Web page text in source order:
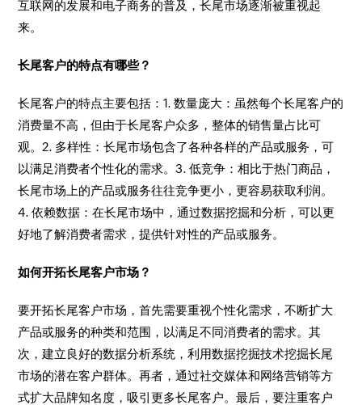
互联网的发展和电子商务的普及，长尾市场逐渐被重视起
来。
长尾客户的特点有哪些？
长尾客户的特点主要包括：1. 数量庞大：虽然每个长尾客户的
消费量不高，但由于长尾客户众多，整体的销售量占比可
观。2. 多样性：长尾市场包含了各种各样的产品或服务，可
以满足消费者个性化的需求。3. 低竞争：相比于热门商品，
长尾市场上的产品或服务往往竞争更小，更容易获取利润。
4. 依赖数据：在长尾市场中，通过数据挖掘和分析，可以更
好地了解消费者需求，提供针对性的产品或服务。
如何开拓长尾客户市场？
要开拓长尾客户市场，首先需要重视个性化需求，不断扩大
产品或服务的种类和范围，以满足不同消费者的需求。其
次，建立良好的数据分析系统，利用数据挖掘技术挖掘长尾
市场的潜在客户群体。再者，通过社交媒体和网络营销等方
式扩大品牌知名度，吸引更多长尾客户。最后，要注重客户